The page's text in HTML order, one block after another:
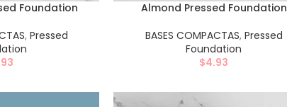
Foundation
, Pressed
Almond Pressed Foundation
BASES COMPACTAS, Pressed
Foundation
$4.93